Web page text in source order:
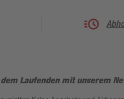
Laufenden mit unserem